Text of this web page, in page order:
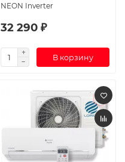
NEON Inverter
32 290 ₽
В корзину